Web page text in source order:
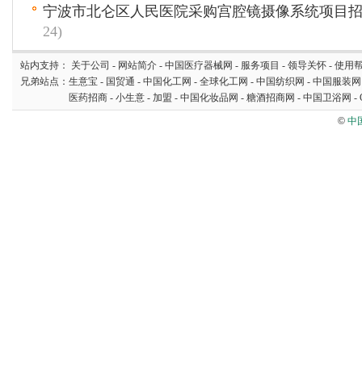
宁波市北仑区人民医院采购宫腔镜摄像系统项目
24)
站内支持： 关于公司 - 网站简介 - 中国医疗器械网 - 服务项目 - 领导关怀 - 使用
兄弟站点： 生意宝 - 国贸通 - 中国化工网 - 全球化工网 - 中国纺织网 - 中国服装网
医药招商 - 小生意 - 加盟 - 中国化妆品网 - 糖酒招商网 - 中国卫浴网 -
© 中